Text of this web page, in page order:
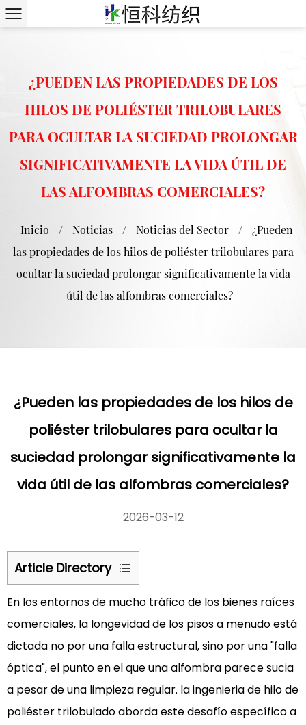
¿PUEDEN LAS PROPIEDADES DE LOS
HILOS DE POLIÉSTER TRILOBULARES
PARA OCULTAR LA SUCIEDAD PROLONGAR
SIGNIFICATIVAMENTE LA VIDA ÚTIL DE
LAS ALFOMBRAS COMERCIALES?
Inicio / Noticias / Noticias del Sector /
¿Pueden
las propiedades de los hilos de poliéster trilobulares para
ocultar la suciedad prolongar significativamente la vida
útil de las alfombras comerciales?
¿Pueden las propiedades de los hilos de
poliéster trilobulares para ocultar la
suciedad prolongar significativamente la
vida útil de las alfombras comerciales?
2026-03-12
Article Directory
1
1.
Mecánica
óptica:
la
ciencia
del
reflejo
En los entornos de mucho tráfico de los bienes raíces
comerciales, la longevidad de los pisos a menudo está
dictada no por una falla estructural, sino por una "falla
óptica", el punto en el que una alfombra parece sucia
a pesar de una limpieza regular. la ingenieria de hilo de
poliéster trilobuladoaborda este desafío específico a